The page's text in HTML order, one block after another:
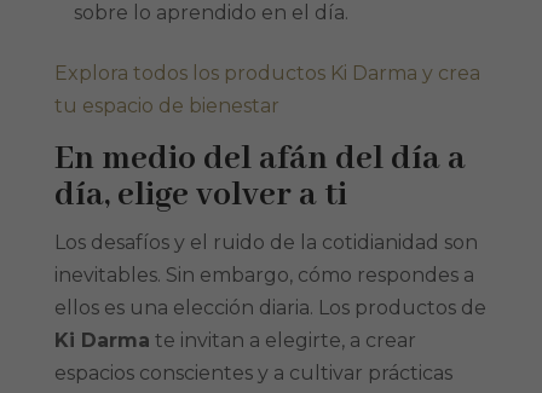
sobre lo aprendido en el día.
Explora todos los productos Ki Darma y crea
tu espacio de bienestar
En medio del afán del día a
día, elige volver a ti
Los desafíos y el ruido de la cotidianidad son
inevitables. Sin embargo, cómo respondes a
ellos es una elección diaria. Los productos de
Ki Darma te invitan a elegirte, a crear
espacios conscientes y a cultivar prácticas